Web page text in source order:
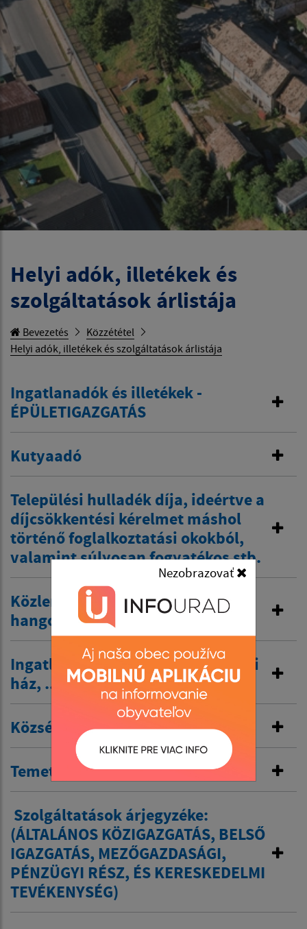
Nezobrazovať
Helyi adók, illetékek és
szolgáltatások árlistája
Bevezetés
Közzététel
Helyi adók, illetékek és szolgáltatások árlistája
Ingatlanadók és illetékek -
ÉPÜLETIGAZGATÁS
Kutyaadó
Települési hulladék díja, ideértve a
díjcsökkentési kérelmet máshol
történő foglalkoztatási okokból,
valamint súlyosan fogyatékos stb.
Közlemény a helyi
hangosbemondóban
Ingatlan bérbeadása / művelődési
ház, .../
Községi bérlakások
Temetői díjak
​ Szolgáltatások árjegyzéke:
(ÁLTALÁNOS KÖZIGAZGATÁS, BELSŐ
IGAZGATÁS, MEZŐGAZDASÁGI,
PÉNZÜGYI RÉSZ, ÉS KERESKEDELMI
TEVÉKENYSÉG)